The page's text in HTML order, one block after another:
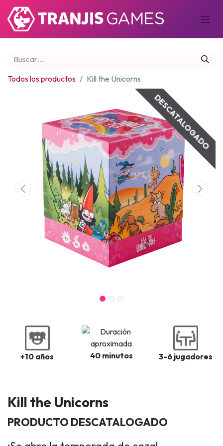
Todos los productos Kill the Unicorns
DESCATALOGADO
+10 años 40 minutos 3-6 jugadores
Kill the Unicorns
PRODUCTO DESCATALOGADO